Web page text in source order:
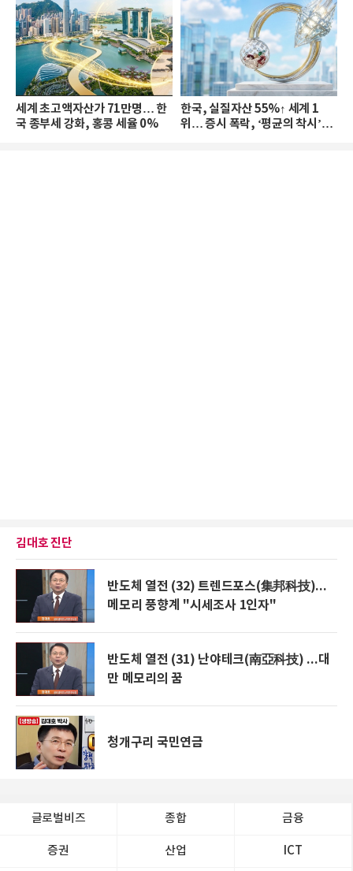
세계 초고액자산가 71만명… 한
국 종부세 강화, 홍콩 세율 0%
한국, 실질자산 55%↑ 세계 1
위… 증시 폭락, ‘평균의 착시’와
김대호 진단
반도체 열전 (32) 트렌드포스(集邦科技)...
메모리 풍향계 "시세조사 1인자"
반도체 열전 (31) 난야테크(南亞科技) ...대
만 메모리의 꿈
청개구리 국민연금
글로벌비즈 종합 금융
증권 산업 ICT